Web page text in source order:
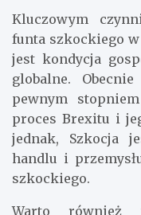
Kluczowym
funta szkockiego
jest kondycja
globalne.
pewnym
proces Brexitu i
jednak, Szkocja
handlu i
szkockiego.
Warto również